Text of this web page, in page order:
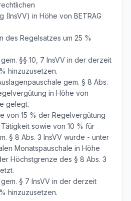
(InsVV) in Höhe von BETRAG
des Regelsatzes um 25 %
§§ 10, 7 InsVV in der derzeit
hinzuzusetzen.
gem. § 8 Abs.
in Höhe von
gelegt.
von 15 % der Regelvergütung
sowie von 10 % für
§ 8 Abs. 3 InsVV wurde - unter
Monatspauschale in Höhe
Höchstgrenze des § 8 Abs. 3
§ 7 InsVV in der derzeit
hinzuzusetzen.